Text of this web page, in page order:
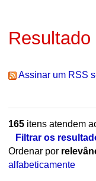
Assinar um RSS
165itens atendem
Filtrar os
Ordenar por
alfabeticamente